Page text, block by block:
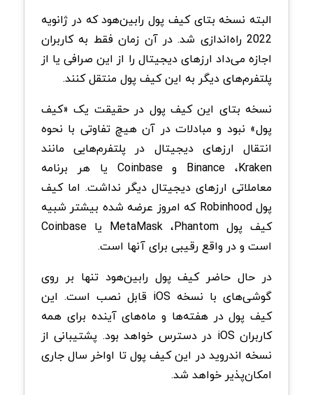
البته نسخه بتای کیف پول رابین‌هود که در ژانویه
2022 راه‌اندازی شد. در آن زمان فقط به کاربران
اجازه می‌داد ارزهای دیجیتال را از این صرافی یا از
پلتفرم‌های دیگر به این کیف پول منتقل کنند.
نسخه بتای این کیف پول در حقیقت یک «کیف
پول» نبود و مبادلات در آن هیچ تفاوتی با نحوه
انتقال ارزهای دیجیتال در پلتفرم‌هایی مانند
Binance ،Kraken و Coinbase یا هر برنامه
معاملاتی ارزهای دیجیتال دیگر نداشت. اما کیف
پول Robinhood که امروز عرضه شده بیشتر شبیه
کیف پول MetaMask ،Phantom یا Coinbase
است و در واقع رقیبی برای آنها است.
در حال حاضر کیف پول رابین‌هود تنها بر روی
گوشی‌های با نسخه iOS قابل نصب است. این
کیف پول در هفته‌ها و ماه‌های آینده برای همه
کاربران iOS در دسترس خواهد بود. پشتیبانی از
نسخه اندروید در این کیف پول تا اواخر سال جاری
امکان‌پذیر خواهد شد.